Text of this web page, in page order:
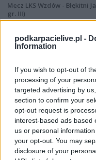
podkarpacielive.pl -
Information
If you wish to opt-out of
processing of your
targeted advertising by
section to confirm your
opt-out request is
interest-based ads based
us or personal
your opt-out. You may
disclosure of your
Mecz LKS Wzdów - Błękitni
gr. III)
rozegrane zostanie w ramach
> Klasa B, gr. III).
bramek, kartki, składy,
spotkania. To kompletne
lokalnej piłki nożnej. Jeżeli
pracujemy nad tym żeby je
Wynik meczu LKS Wzdów
Po zakończeniu spotkania
spotkania, a także dane
Pełny harmonogram
gr. III - terminarz.